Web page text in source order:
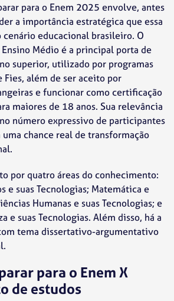
para o Enem 2025 envolve, antes
a importância estratégica que essa
cenário educacional brasileiro. O
Médio é a principal porta de
superior, utilizado por programas
Fies, além de ser aceito por
e funcionar como certificação
maiores de 18 anos. Sua relevância
número expressivo de participantes
chance real de transformação
por quatro áreas do conhecimento:
e suas Tecnologias; Matemática e
Humanas e suas Tecnologias; e
e suas Tecnologias. Além disso, há a
tema dissertativo-argumentativo
para o Enem X
de estudos